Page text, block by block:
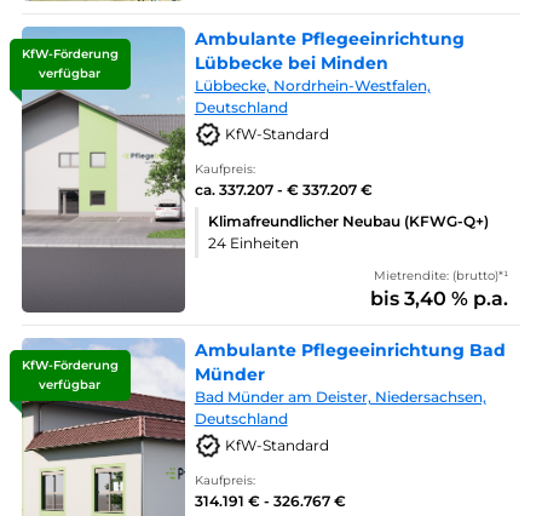
KfW-Förderung
verfügbar
Ambulante Pflegeeinrichtung
Lübbecke bei Minden
Lübbecke, Nordrhein-Westfalen,
Deutschland
KfW-Standard
Kaufpreis:
ca. 337.207 - € 337.207 €
Klimafreundlicher Neubau (KFWG-Q+)
24 Einheiten
Mietrendite: (brutto)*¹
bis 3,40 % p.a.
KfW-Förderung
verfügbar
Ambulante Pflegeeinrichtung Bad
Münder
Bad Münder am Deister, Niedersachsen,
Deutschland
KfW-Standard
Kaufpreis:
314.191 € - 326.767 €